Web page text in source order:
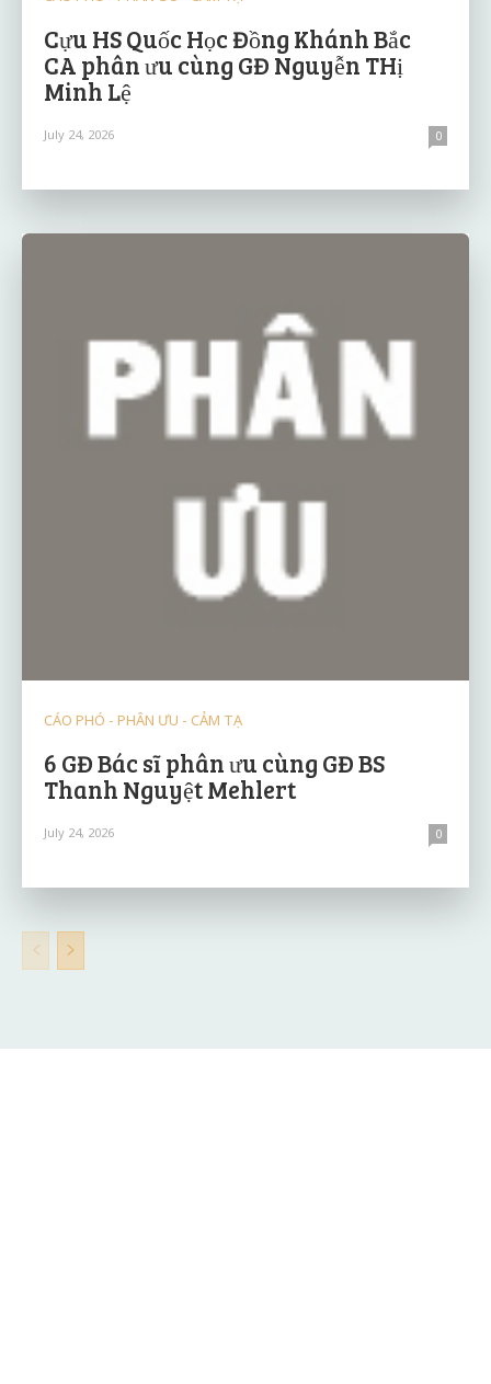
Cựu HS Quốc Học Đồng Khánh Bắc
CA phân ưu cùng GĐ Nguyễn THị
Minh Lệ
July 24, 2026 0
CÁO PHÓ - PHÂN ƯU - CẢM TẠ
6 GĐ Bác sĩ phân ưu cùng GĐ BS
Thanh Nguyệt Mehlert
July 24, 2026 0